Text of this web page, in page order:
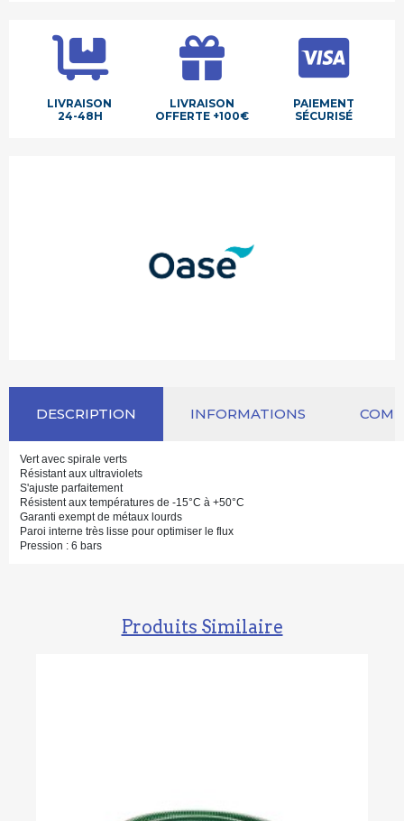
LIVRAISON
24-48H
LIVRAISON
OFFERTE +100€
PAIEMENT
SÉCURISÉ
DESCRIPTION INFORMATIONS
Vert avec spirale verts
Résistant aux ultraviolets
S'ajuste parfaitement
Résistent aux températures de -15°C à +50°C
Garanti exempt de métaux lourds
Paroi interne très lisse pour optimiser le flux
Pression : 6 bars
Produits Similaire